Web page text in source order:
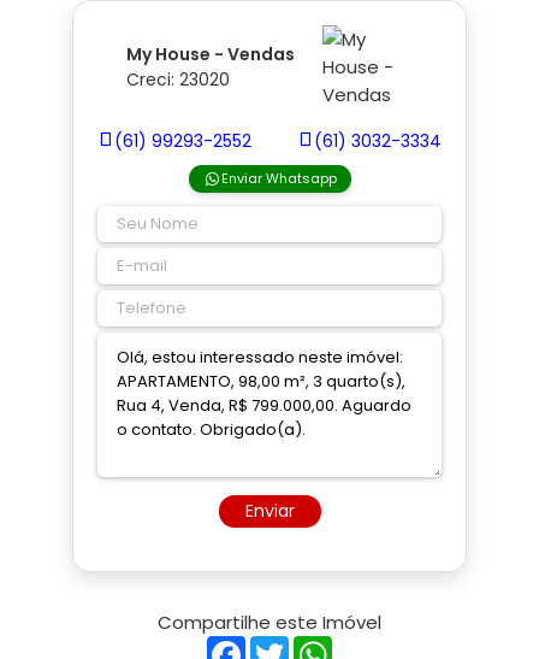
My House - Vendas
Creci: 23020
(61) 99293-2552 (61) 3032-3334
Enviar Whatsapp
Enviar
Compartilhe este Imóvel
Facebook
Twitter